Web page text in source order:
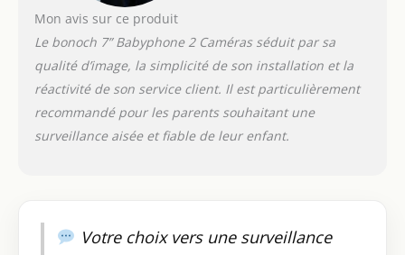
【Sans soucis du jour
à la nuit】Dites adieu
à l'inquiétude de
manquer les
mouvements de votre
bébé avec le
des images claires en
Mon avis sur ce produit
Le bonoch 7” Babyphone 2 Caméras séduit par sa
qualité d’image, la simplicité de son installation et la
réactivité de son service client. Il est particulièrement
recommandé pour les parents souhaitant une
surveillance aisée et fiable de leur enfant.
Votre choix vers une surveillance